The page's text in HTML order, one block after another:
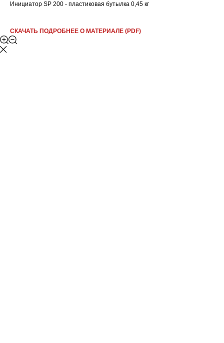
Инициатор SP 200 - пластиковая бутылка 0,45 кг
СКАЧАТЬ ПОДРОБНЕЕ О МАТЕРИАЛЕ (PDF)